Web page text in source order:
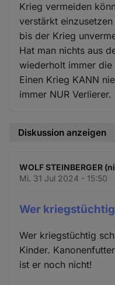
Krieg vermeiden
verstärkt
bis der Krieg
Hat man nichts aus
wiederholt immer die
Einen Krieg KANN
immer NUR Verlierer.
Diskussion anzeigen
WOLF STEINBERGER
Mi. 31 Jul 2024 - 15:50
Wer
Wer kriegstüchtig
Kinder.
ist er noch nicht!